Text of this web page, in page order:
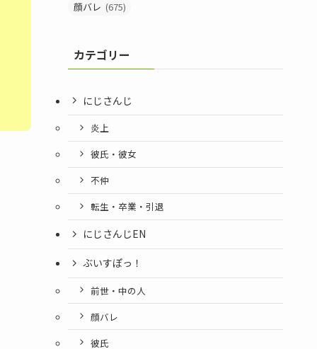
顔バレ (675)
カテゴリー
にじさんじ
炎上
彼氏・彼女
不仲
転生・卒業・引退
にじさんじEN
ぶいすぽっ！
前世・中の人
顔バレ
彼氏